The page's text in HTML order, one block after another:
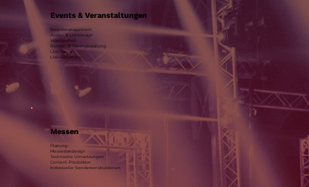
Events & Veranstaltungen
Projektmanagement
Audio- & Lichtdesign
Videotechnik
Bühnen & Raumgestaltung
Live-Regie
Live-Streaming
Messen
Planung
Messestandesign
Technische Umsetzungen
Content-Produktion
Individuelle Sonderkonstruktionen